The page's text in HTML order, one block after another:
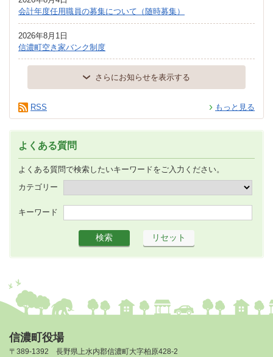
会計年度任用職員の募集について（随時募集）
2026年8月1日
信濃町空き家バンク制度
さらにお知らせを表示する
もっと見る
RSS
よくある質問
よくある質問で検索したいキーワードをご入力ください。
カテゴリー
キーワード
信濃町役場
〒389-1392 長野県上水内郡信濃町大字柏原428-2